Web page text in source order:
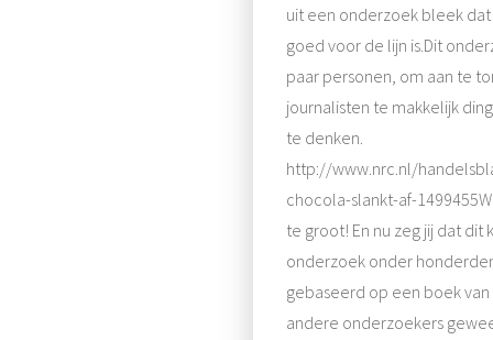
uit een onderzoek bleek
goed voor de lijn is.Dit
paar personen, om aan te
journalisten te makkelijk
te denken.
http://www.nrc.nl/
chocola-slankt-af-
te groot! En nu zeg jij dat dit
onderzoek onder
gebaseerd op een boek
andere onderzoekers